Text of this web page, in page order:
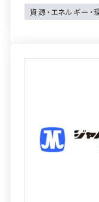
資源・エネルギー・